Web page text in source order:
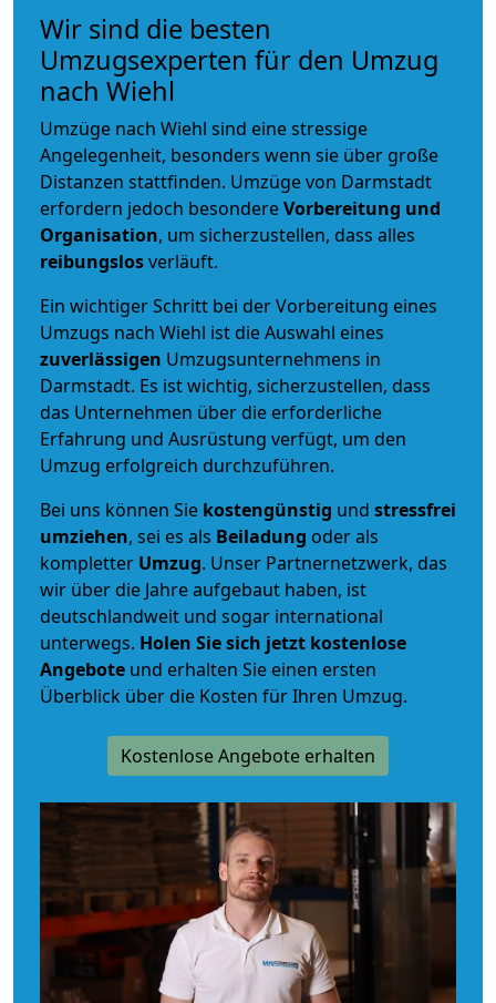
Wir sind die besten
Umzugsexperten für den Umzug
nach Wiehl
Umzüge nach Wiehl sind eine stressige
Angelegenheit, besonders wenn sie über große
Distanzen stattfinden. Umzüge von Darmstadt
erfordern jedoch besondereVorbereitung und
Organisation, um sicherzustellen, dass alles
reibungslosverläuft.
Ein wichtiger Schritt bei der Vorbereitung eines
Umzugs nach Wiehl ist die Auswahl eines
zuverlässigen Umzugsunternehmens in
Darmstadt. Es ist wichtig, sicherzustellen, dass
das Unternehmen über die erforderliche
Erfahrung und Ausrüstung verfügt, um den
Umzug erfolgreich durchzuführen.
Bei uns können Sie kostengünstig und stressfrei
umziehen, sei es als Beiladung oder als
kompletter Umzug. Unser Partnernetzwerk, das
wir über die Jahre aufgebaut haben, ist
deutschlandweit und sogar international
unterwegs. Holen Sie sich jetzt kostenlose
Angebote und erhalten Sie einen ersten
Überblick über die Kosten für Ihren Umzug.
Kostenlose Angebote erhalten